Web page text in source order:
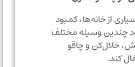
خانه‌ها، کمبود
وسیله مختلف
و چاقو